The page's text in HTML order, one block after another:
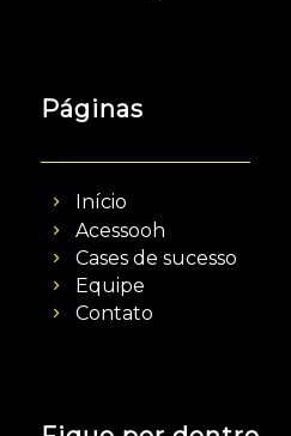
Páginas
Início
Acessooh
Cases de sucesso
Equipe
Contato